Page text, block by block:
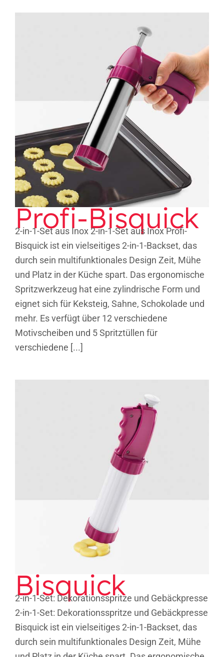
Profi-Bisquick
Profi-Bisquick
2-in-1-Set aus Inox 2-in-1-Set aus Inox Profi-
Bisquick ist ein vielseitiges 2-in-1-Backset, das
durch sein multifunktionales Design Zeit, Mühe
und Platz in der Küche spart. Das ergonomische
Spritzwerkzeug hat eine zylindrische Form und
eignet sich für Keksteig, Sahne, Schokolade und
mehr. Es verfügt über 12 verschiedene
Motivscheiben und 5 Spritztüllen für
verschiedene [...]
Bisquick
Bisquick
2-in-1-Set: Dekorationsspritze und Gebäckpresse
2-in-1-Set: Dekorationsspritze und Gebäckpresse
Bisquick ist ein vielseitiges 2-in-1-Backset, das
durch sein multifunktionales Design Zeit, Mühe